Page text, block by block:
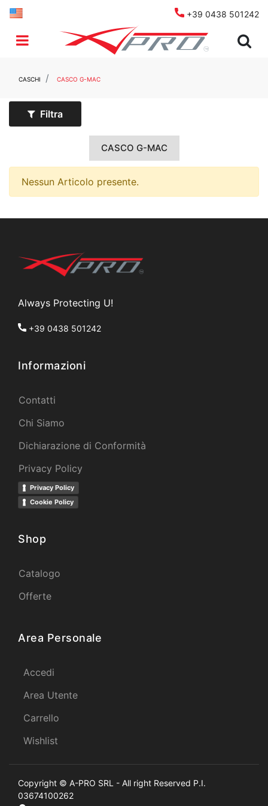
+39 0438 501242
Open menu
CASCHI CASCO G-MAC
Filtra
CASCO G-MAC
Nessun Articolo presente.
Always Protecting U!
+39 0438 501242
Informazioni
Contatti
Chi Siamo
Dichiarazione di Conformità
Privacy Policy
Privacy Policy
Cookie Policy
Shop
Catalogo
Offerte
Area Personale
Accedi
Area Utente
Carrello
Wishlist
Copyright © A-PRO SRL - All right Reserved P.I.
03674100262